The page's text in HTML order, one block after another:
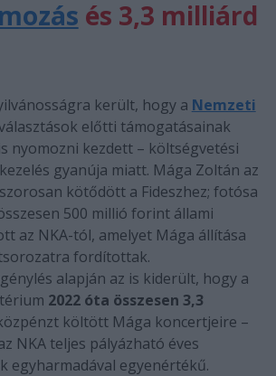
és 3,3 milliárd
került, hogy a Nemzeti
előtti támogatásainak
nyomozni kezdett – költségvetési
gyanúja miatt. Mága Zoltán az
kötődött a Fideszhez; fotósa
500 millió forint állami
az NKA-tól, amelyet Mága állítása
fordítottak.
alapján az is kiderült, hogy a
2022 óta összesen 3,3
költött Mága koncertjeire –
NKA teljes pályázható éves
egyharmadával egyenértékű.